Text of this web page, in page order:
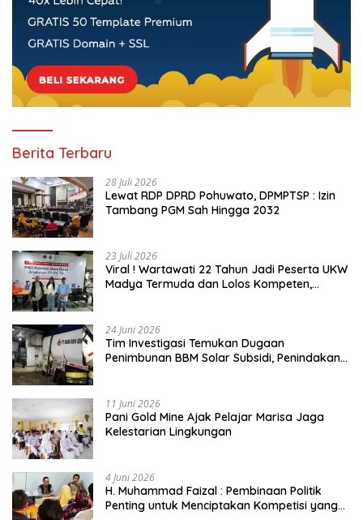
Berita Terbaru
28 Juli 2026
Lewat RDP DPRD Pohuwato, DPMPTSP : Izin
Tambang PGM Sah Hingga 2032
23 Juli 2026
Viral ! Wartawati 22 Tahun Jadi Peserta UKW
Madya Termuda dan Lolos Kompeten,
24 Juni 2026
Tim Investigasi Temukan Dugaan
Penimbunan BBM Solar Subsidi, Penindakan
11 Juni 2026
Pani Gold Mine Ajak Pelajar Marisa Jaga
Kelestarian Lingkungan
4 Juni 2026
H. Muhammad Faizal : Pembinaan Politik
Penting untuk Menciptakan Kompetisi yang